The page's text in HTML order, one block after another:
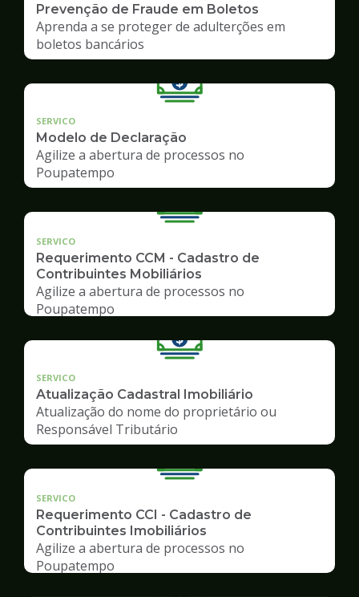
Prevenção de Fraude em Boletos
Aprenda a se proteger de adulterções em
boletos bancários
SERVICO
Modelo de Declaração
Agilize a abertura de processos no
Poupatempo
SERVICO
Requerimento CCM - Cadastro de
Contribuintes Mobiliários
Agilize a abertura de processos no
Poupatempo
SERVICO
Atualização Cadastral Imobiliário
Atualização do nome do proprietário ou
Responsável Tributário
SERVICO
Requerimento CCI - Cadastro de
Contribuintes Imobiliários
Agilize a abertura de processos no
Poupatempo